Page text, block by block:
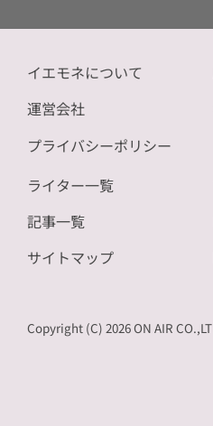
イエモネについて
運営会社
プライバシーポリシー
ライター一覧
記事一覧
サイトマップ
Copyright (C) 2026 ON AIR